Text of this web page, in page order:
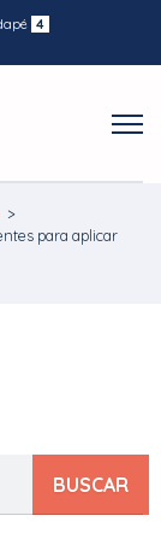
4
>
para aplicar
BUSCAR